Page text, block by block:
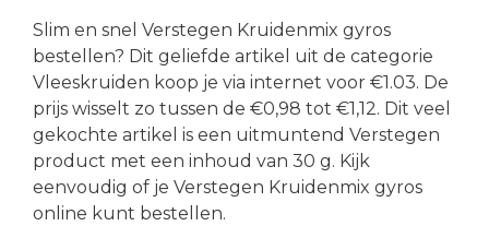
Slim en snel Verstegen Kruidenmix gyros
bestellen? Dit geliefde artikel uit de categorie
Vleeskruiden koop je via internet voor €1.03. De
prijs wisselt zo tussen de €0,98 tot €1,12. Dit veel
gekochte artikel is een uitmuntend Verstegen
product met een inhoud van 30 g. Kijk
eenvoudig of je Verstegen Kruidenmix gyros
online kunt bestellen.